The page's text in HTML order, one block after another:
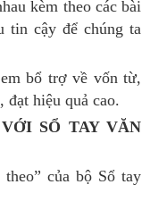
kèm theo các bài
tin cậy để chúng ta
bổ trợ về vốn từ,
đạt hiệu quả cao.
SỔ TAY VĂN
của bộ Sổ tay